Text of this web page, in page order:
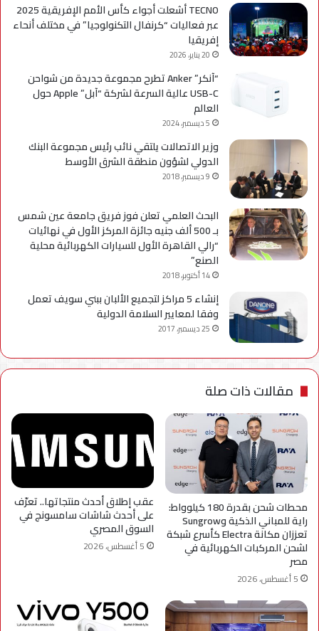
TECNO أشعلت أجواء كأس الأمم الإفريقية 2025
عبر فعاليات “كرنفال التكنولوجيا” في مختلف أنحاء
إفريقيا
20 يناير، 2026
“آنكر” Anker تطرح مجموعة جديدة من شواحن
USB-C عالية السرعة لشركة “آبل” Apple حول
العالم
5 ديسمبر، 2024
وزير الاتصالات يلتقي نائب رئيس مجموعة البنك
الدولي لشؤون منطقة الشرق الأوسط
9 ديسمبر، 2018
البحث العلمي تعلن فوز فريق جامعة عين شمس
بـ 500 ألف جنيه جائزة المركز الأول في نهائيات
“رالي القاهرة الأول للسيارات الكهربائية محلية
الصنع”
14 أكتوبر، 2018
إنشاء 5 مراكز لتجميع الألبان ببني سويف تعمل
وفقا لمعايير السلامة الدولية
25 ديسمبر، 2017
مقالات ذات صلة
محطات شحن بقدرة 180 كيلوواط:
راية للمباني الذكية وSungrow
تعززان مكانة Electra كأسرع شبكة
لشحن المركبات الكهربائية في
مصر
5 أغسطس، 2026
عقب إطلاق أحدث منتجاتها.. تعرّف
على أحدث شاشات سامسونج في
السوق المصري
5 أغسطس، 2026